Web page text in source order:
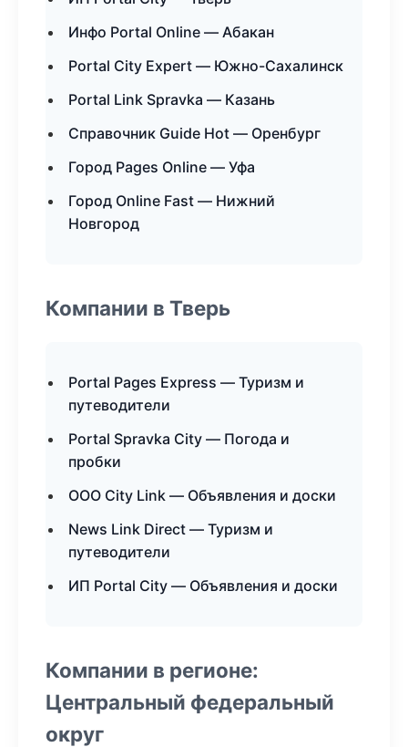
Инфо Portal Online — Абакан
Portal City Expert — Южно-Сахалинск
Portal Link Spravka — Казань
Справочник Guide Hot — Оренбург
Город Pages Online — Уфа
Город Online Fast — Нижний
Новгород
Компании в Тверь
Portal Pages Express — Туризм и
путеводители
Portal Spravka City — Погода и
пробки
ООО City Link — Объявления и доски
News Link Direct — Туризм и
путеводители
ИП Portal City — Объявления и доски
Компании в регионе:
Центральный федеральный
округ